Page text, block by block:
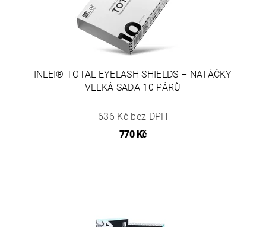
INLEI® TOTAL EYELASH SHIELDS – NATÁČKY
VELKÁ SADA 10 PÁRŮ
636 Kč bez DPH
770 Kč